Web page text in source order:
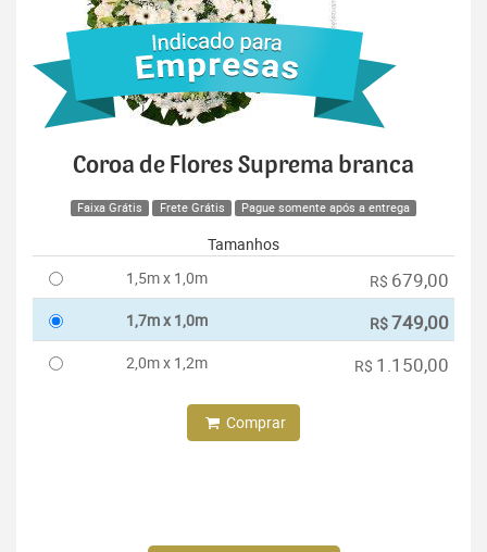
Coroa de Flores Suprema branca
Faixa Grátis Frete Grátis Pague somente após a entrega
Tamanhos
1,5m x 1,0m
R$ 679,00
1,7m x 1,0m R$749,00
2,0m x 1,2m R$ 1.150,00
Comprar